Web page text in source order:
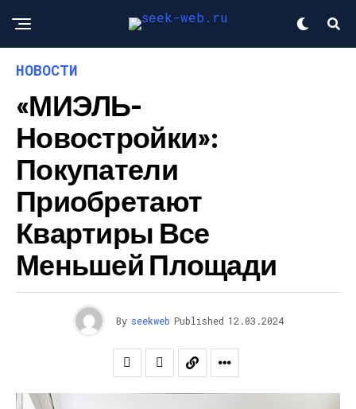
НОВОСТИ
«МИЭЛЬ-
Новостройки»:
Покупатели
Приобретают
Квартиры Все
Меньшей Площади
By seekweb Published 12.03.2024